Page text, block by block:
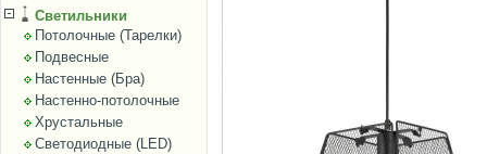
Светильники
Потолочные (Тарелки)
Подвесные
Настенные (Бра)
Настенно-потолочные
Хрустальные
Светодиодные (LED)